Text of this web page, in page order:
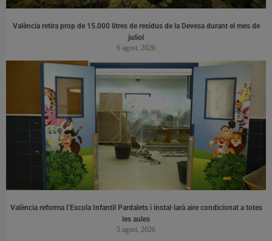
València retira prop de 15.000 litres de residus de la Devesa durant el mes de
juliol
6 agost, 2026
València reforma l’Escola Infantil Pardalets i instal·larà aire condicionat a totes
les aules
5 agost, 2026